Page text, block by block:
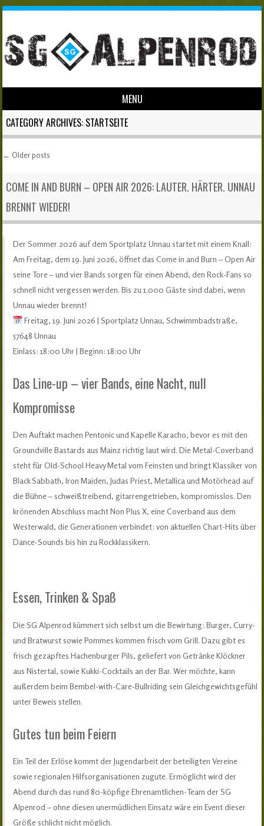
MENU
Skip to content
CATEGORY ARCHIVES: STARTSEITE
Post navigation
← Older posts
COME IN AND BURN – OPEN AIR 2026: LAUTER. HÄRTER. UNNAU
BRENNT WIEDER!
Der Sommer 2026 auf dem Sportplatz Unnau startet mit einem Knall:
Am Freitag, dem 19. Juni 2026, öffnet das Come in and Burn – Open Air
seine Tore – und vier Bands sorgen für einen Abend, den Rock-Fans so
schnell nicht vergessen werden. Bis zu 1.000 Gäste sind dabei, wenn
Unnau wieder brennt!
Freitag, 19. Juni 2026 | Sportplatz Unnau, Schwimmbadstraße,
57648 Unnau
Einlass: 18:00 Uhr | Beginn: 18:00 Uhr
Das Line-up – vier Bands, eine Nacht, null
Kompromisse
Den Auftakt machen Pentonic und Kapelle Karacho, bevor es mit den
Groundville Bastards aus Mainz richtig laut wird. Die Metal-Coverband
steht für Old-School Heavy Metal vom Feinsten und bringt Klassiker von
Black Sabbath, Iron Maiden, Judas Priest, Metallica und Motörhead auf
die Bühne – schweißtreibend, gitarrengetrieben, kompromisslos. Den
krönenden Abschluss macht Non Plus X, eine Coverband aus dem
Westerwald, die Generationen verbindet: von aktuellen Chart-Hits über
Dance-Sounds bis hin zu Rockklassikern.
Essen, Trinken & Spaß
Die SG Alpenrod kümmert sich selbst um die Bewirtung: Burger, Curry-
und Bratwurst sowie Pommes kommen frisch vom Grill. Dazu gibt es
frisch gezapftes Hachenburger Pils, geliefert von Getränke Klöckner
aus Nistertal, sowie Kukki-Cocktails an der Bar. Wer möchte, kann
außerdem beim Bembel-with-Care-Bullriding sein Gleichgewichtsgefühl
unter Beweis stellen.
Gutes tun beim Feiern
Ein Teil der Erlöse kommt der Jugendarbeit der beteiligten Vereine
sowie regionalen Hilfsorganisationen zugute. Ermöglicht wird der
Abend durch das rund 80-köpfige Ehrenamtlichen-Team der SG
Alpenrod – ohne diesen unermüdlichen Einsatz wäre ein Event dieser
Größe schlicht nicht möglich.